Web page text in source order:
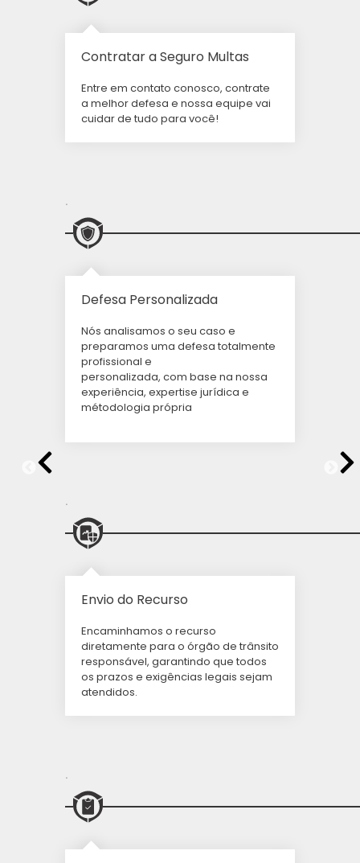
Contratar a Seguro Multas
Entre em contato conosco, contrate
a melhor defesa e nossa equipe vai
cuidar de tudo para você!
.
Defesa Personalizada
Nós analisamos o seu caso e
preparamos uma defesa totalmente
profissional e
personalizada, com base na nossa
experiência, expertise jurídica e
métodologia própria
.
Envio do Recurso
Encaminhamos o recurso
diretamente para o órgão de trânsito
responsável, garantindo que todos
os prazos e exigências legais sejam
atendidos.
.